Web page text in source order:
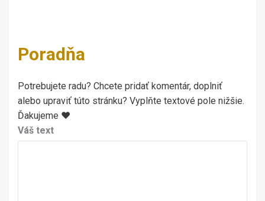
Poradňa
Potrebujete radu? Chcete pridať komentár, doplniť
alebo upraviť túto stránku? Vyplňte textové pole nižšie.
Ďakujeme ♥
Váš text